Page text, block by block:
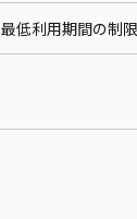
最低利用期間の制